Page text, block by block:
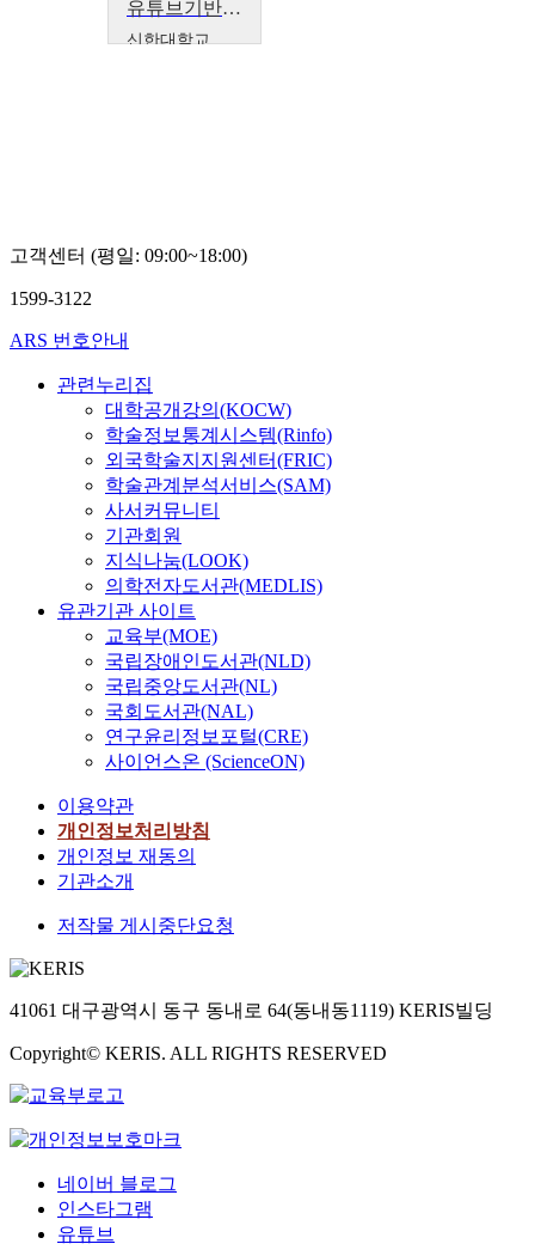
유튜브기반 동영상 콘텐츠 제작과 활용 (안산대학교)
신한대학교
고객센터 (평일: 09:00~18:00)
1599-3122
ARS 번호안내
관련누리집
대학공개강의(KOCW)
학술정보통계시스템(Rinfo)
외국학술지지원센터(FRIC)
학술관계분석서비스(SAM)
사서커뮤니티
기관회원
지식나눔(LOOK)
의학전자도서관(MEDLIS)
유관기관 사이트
교육부(MOE)
국립장애인도서관(NLD)
국립중앙도서관(NL)
국회도서관(NAL)
연구윤리정보포털(CRE)
사이언스온 (ScienceON)
이용약관
개인정보처리방침
개인정보 재동의
기관소개
저작물 게시중단요청
41061 대구광역시 동구 동내로 64(동내동1119) KERIS빌딩
Copyright© KERIS. ALL RIGHTS RESERVED
네이버 블로그
인스타그램
유튜브